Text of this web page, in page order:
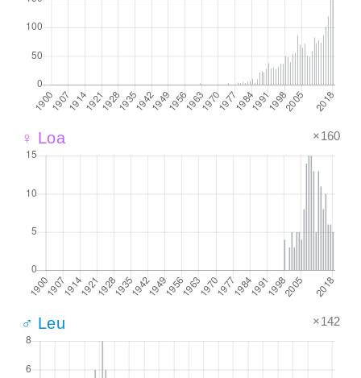
♀ Loa ×160
♂ Leu ×142